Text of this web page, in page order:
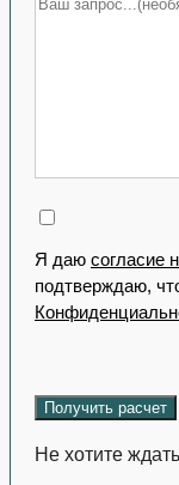
Я даю согласие
подтверждаю,
Не хотите